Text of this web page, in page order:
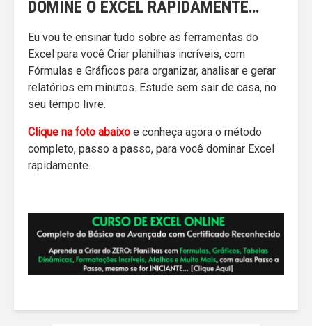
DOMINE O EXCEL RAPIDAMENTE…
Eu vou te ensinar tudo sobre as ferramentas do
Excel para você Criar planilhas incríveis, com
Fórmulas e Gráficos para organizar, analisar e gerar
relatórios em minutos. Estude sem sair de casa, no
seu tempo livre.
Clique na foto abaixo e conheça agora o método
completo, passo a passo, para você dominar Excel
rapidamente.